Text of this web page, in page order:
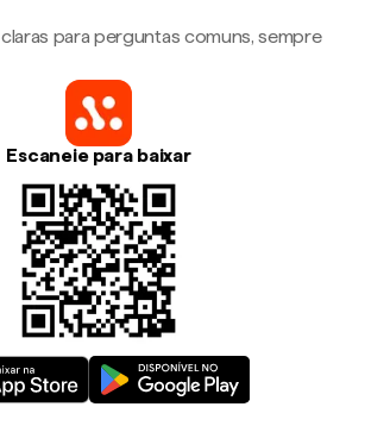
para perguntas comuns, sempre
Escaneie para baixar